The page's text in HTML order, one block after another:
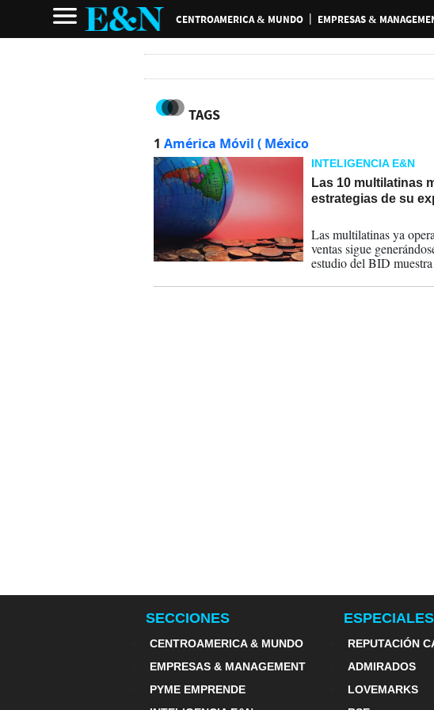
CENTROAMERICA & MUNDO EMPRESAS &
TAGS
1 América Móvil ( México
INTELIGENCIA E&N
Las 10 multilatinas
estrategias de su
Las multilatinas ya
ventas sigue
estudio del BID
principales destinos de
SECCIONES
CENTROAMERICA & MUNDO
EMPRESAS & MANAGEMENT
PYME EMPRENDE
ESPECIALES
REPUTACIÓN
ADMIRADOS
LOVEMARKS